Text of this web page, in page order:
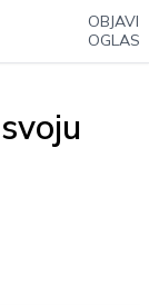
OBJAVI
OGLAS